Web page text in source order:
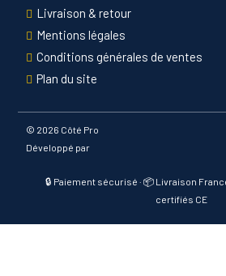
Livraison & retour
Mentions légales
Conditions générales de ventes
Plan du site
© 2026 Côté Pro
Développé par
🔒 Paiement sécurisé · 📦 Livraison
certifiés CE